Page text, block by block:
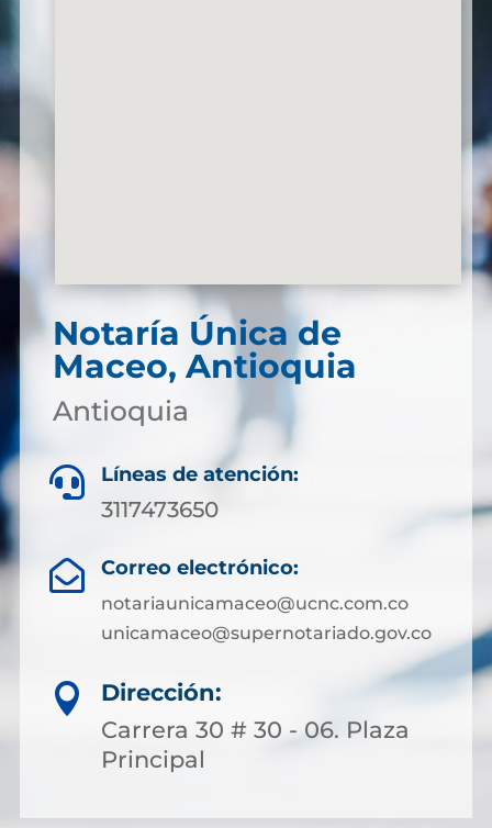
Notaría Única de
Maceo, Antioquia
Antioquia
 Líneas de atención:
3117473650
 Correo electrónico:
notariaunicamaceo@ucnc.com.co
unicamaceo@supernotariado.gov.co

Dirección:
Carrera 30 # 30 - 06. Plaza
Principal